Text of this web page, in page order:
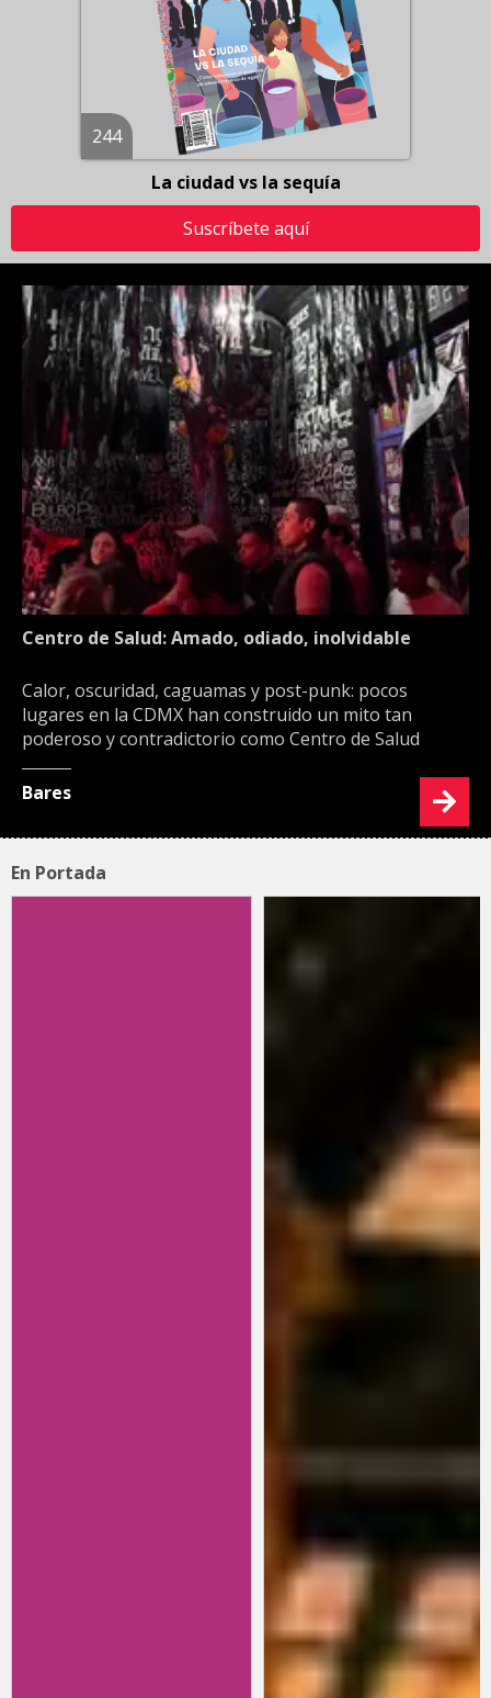
244
La ciudad vs la sequía
Suscríbete aquí
Centro de Salud: Amado, odiado, inolvidable
Calor, oscuridad, caguamas y post-punk: pocos
lugares en la CDMX han construido un mito tan
poderoso y contradictorio como Centro de Salud
Bares
En Portada